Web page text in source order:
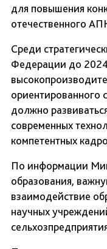
для повышения
отечественного
Среди
Федерации до
ориентированного
должно
современных
компетентных
По информации
образования,
взаимодействие
научных